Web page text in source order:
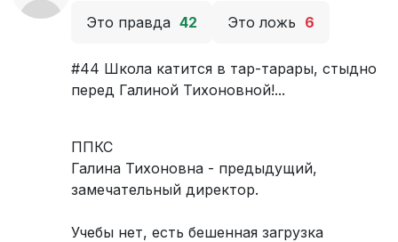
Это правда 42 Это ложь 6
#44 Школа катится в тар-тарары, стыдно
перед Галиной Тихоновной!...
ППКС
Галина Тихоновна - предыдущий,
замечательный директор.
Учебы нет, есть бешенная загрузка